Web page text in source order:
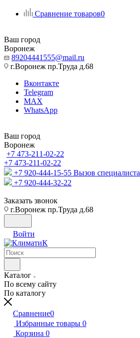
Сравнение товаров0
Ваш город
Воронеж
89204441555@mail.ru
г.Воронеж пр.Труда д.68
Вконтакте
Telegram
MAX
WhatsApp
Ваш город
Воронеж
+7 473-211-02-22
+7 473-211-02-22
+7 920-444-15-55 Вызов специалиста
+7 920-444-32-22
Заказать звонок
г.Воронеж пр.Труда д.68
Войти
Каталог
По всему сайту
По каталогу
Сравнение0
Избранные товары 0
Корзина 0